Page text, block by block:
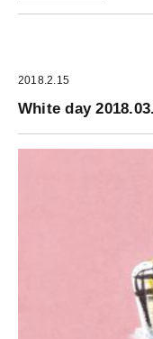
2018.2.15
White day